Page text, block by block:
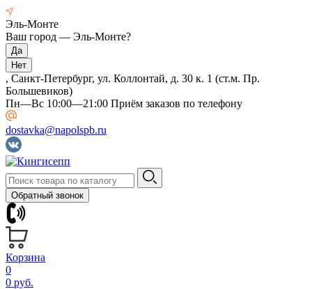
Эль-Монте
Ваш город — Эль-Монте?
, Санкт-Петербург, ул. Коллонтай, д. 30 к. 1 (ст.м. Пр.
Большевиков)
Пн—Вс 10:00—21:00 Приём заказов по телефону
dostavka@napolspb.ru
Обратный звонок
Корзина
0
0 руб.